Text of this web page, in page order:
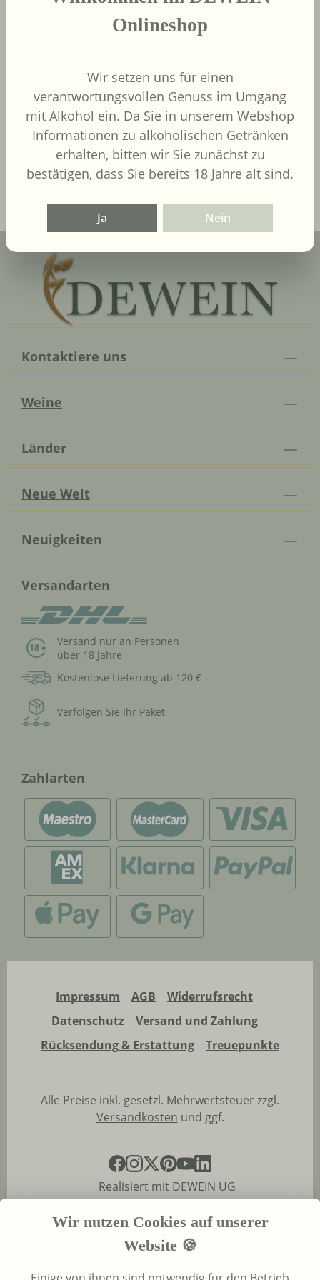
Regulärer Preis:
9,00 €
Inhalt:
(12,00 € / 1
Liter)UVP9,90 €
In den Warenkorb
Kontaktiere uns
Weine
Länder
Neue Welt
Neuigkeiten
Versandarten
Versand nur an Personen
über 18 Jahre
Kostenlose Lieferung ab 120 €
Verfolgen Sie Ihr Paket
Zahlarten
Impressum AGB
Widerrufsrecht
Datenschutz
Versand und Zahlung
Rücksendung & Erstattung
Treuepunkte
Alle Preise inkl. gesetzl. Mehrwertsteuer zzgl.
Versandkosten und ggf.
Realisiert mit DEWEIN UG
Wir nutzen Cookies auf unserer
Website 🍪
Onlineshop
Wir setzen uns für einen
verantwortungsvollen Genuss im Umgang
mit Alkohol ein. Da Sie in unserem Webshop
Informationen zu alkoholischen Getränken
erhalten, bitten wir Sie zunächst zu
bestätigen, dass Sie bereits 18 Jahre alt sind.
Ja Nein